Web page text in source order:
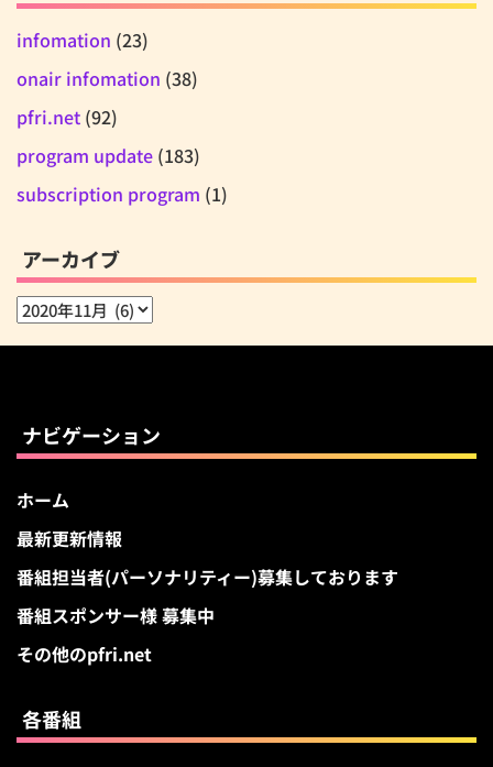
infomation (23)
onair infomation (38)
pfri.net (92)
program update (183)
subscription program (1)
アーカイブ
ア
ナビゲーション
ホーム
最新更新情報
番組担当者(パーソナリティー)募集しております
番組スポンサー様 募集中
その他のpfri.net
各番組